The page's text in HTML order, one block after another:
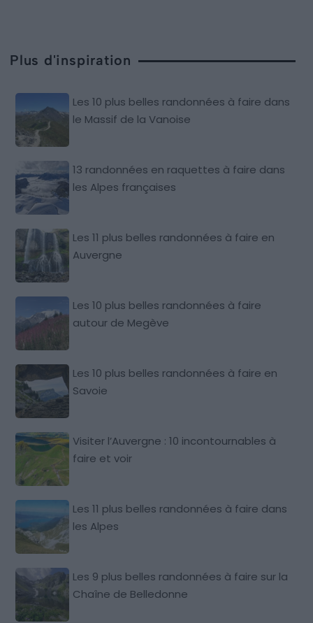
Plus d'inspiration
Les 10 plus belles randonnées à faire dans
le Massif de la Vanoise
13 randonnées en raquettes à faire dans
les Alpes françaises
Les 11 plus belles randonnées à faire en
Auvergne
Les 10 plus belles randonnées à faire
autour de Megève
Les 10 plus belles randonnées à faire en
Savoie
Visiter l’Auvergne : 10 incontournables à
faire et voir
Les 11 plus belles randonnées à faire dans
les Alpes
Les 9 plus belles randonnées à faire sur la
Chaîne de Belledonne